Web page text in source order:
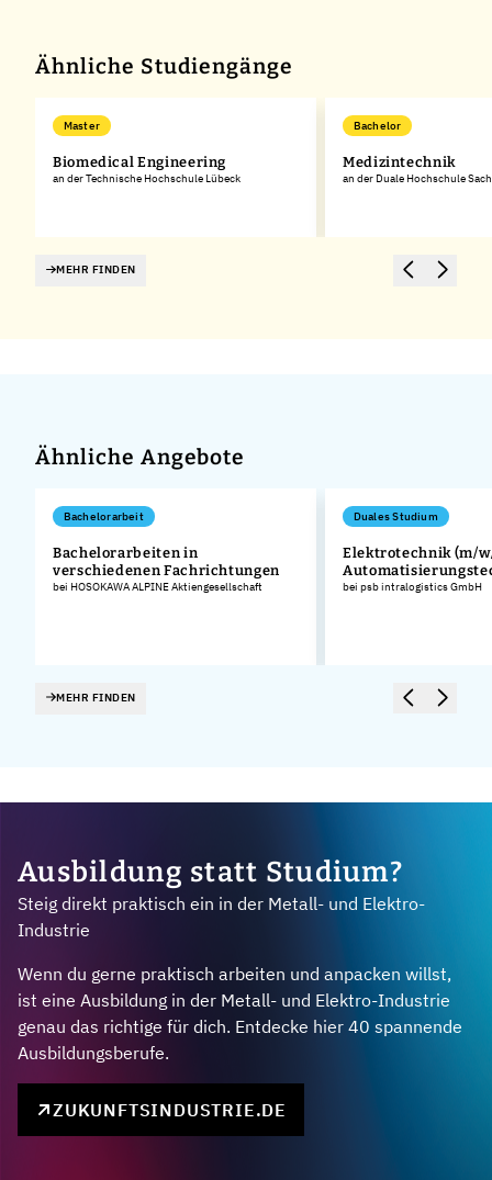
Ähnliche Studiengänge
Master
Biomedical Engineering
an der Technische Hochschule Lübeck
Bachelor
Medizintechnik
an der Duale Hochschule
MEHR FINDEN
Ähnliche Angebote
Bachelorarbeit
Bachelorarbeiten in
verschiedenen Fachrichtungen
bei HOSOKAWA ALPINE Aktiengesellschaft
Duales Studium
Elektrotechnik (m/
bei psb intralogistics GmbH
MEHR FINDEN
Ausbildung statt Studium?
Steig direkt praktisch ein in der Metall- und Elektro-
Industrie
Wenn du gerne praktisch arbeiten und anpacken willst,
ist eine Ausbildung in der Metall- und Elektro-Industrie
genau das richtige für dich. Entdecke hier 40 spannende
Ausbildungsberufe.
ZUKUNFTSINDUSTRIE.DE